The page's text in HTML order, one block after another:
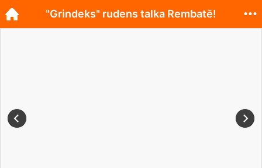
"Grindeks" rudens talka Rembatē!